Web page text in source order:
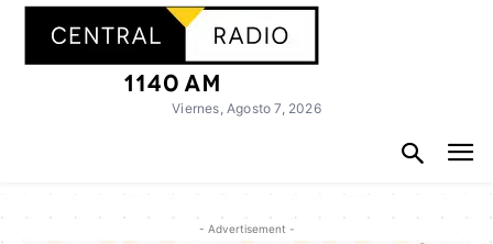
Viernes, Agosto 7, 2026
- Advertisement -